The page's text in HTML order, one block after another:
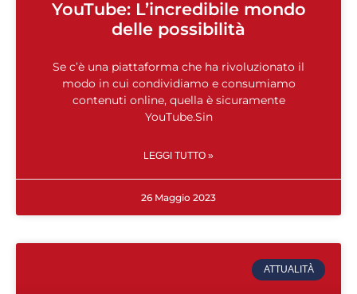
YouTube: L’incredibile mondo
delle possibilità
Se c’è una piattaforma che ha rivoluzionato il
modo in cui condividiamo e consumiamo
contenuti online, quella è sicuramente
YouTube.Sin
LEGGI TUTTO »
26 Maggio 2023
ATTUALITÀ